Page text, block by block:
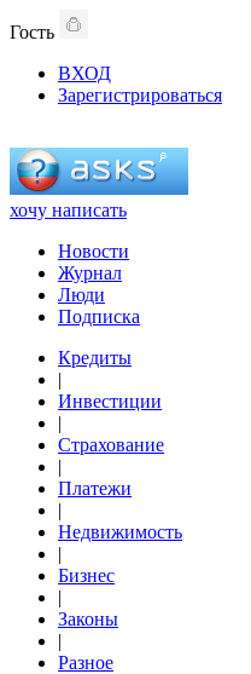
Гость
ВХОД
Зарегистрироваться
хочу написать
Новости
Журнал
Люди
Подписка
Кредиты
|
Инвестиции
|
Страхование
|
Платежи
|
Недвижимость
|
Бизнес
|
Законы
|
Разное